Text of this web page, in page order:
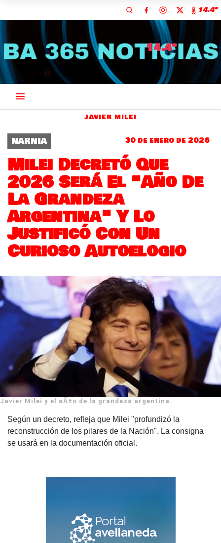
14.4º
14.4º
JAVIER MILEI
NARNIA 30 de enero de 2026
Milei Decretó Que
2026 Será El "Año De
La Grandeza
Argentina" Y Lo
Justificó Con Un
Curioso Autoelogio
Javier Milei y el aÃ±o de la grandeza argentina.
Según un decreto, refleja que Milei "profundizó la
reconstrucción de los pilares de la Nación". La consigna
se usará en la documentación oficial.